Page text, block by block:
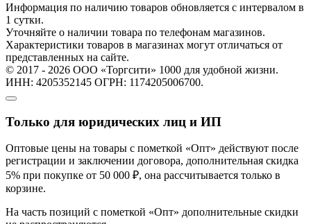
Информация по наличию товаров обновляется с интервалом в
1 сутки.
Уточняйте о наличии товара по телефонам магазинов.
Характеристики товаров в магазинах могут отличаться от
представленных на сайте.
© 2017 - 2026 ООО «Торгсити» 1000 для удобной жизни.
ИНН: 4205352145 ОГРН: 1174205006700.
Только для юридических лиц и ИП
Оптовые цены на товары с пометкой «Опт» действуют после
регистрации и заключении договора, дополнительная скидка
5% при покупке от 50 000 ₽, она рассчитывается только в
корзине.
На часть позиций с пометкой «Опт» дополнительные скидки